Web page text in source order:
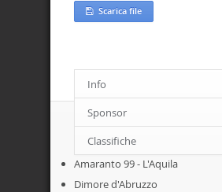
Scarica file
Info
Sponsor
Classifiche
ACCOMODATION
Amaranto 99 - L'Aquila
Dimore d'Abruzzo